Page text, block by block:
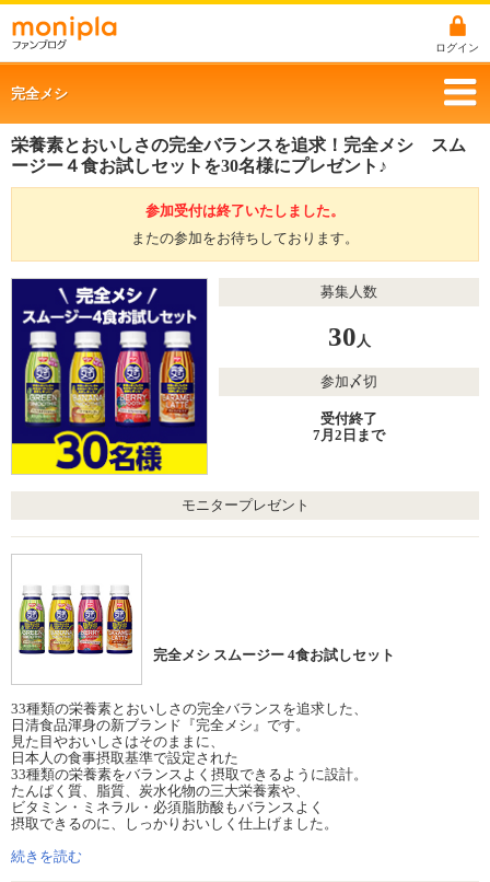
ログイン
完全メシ
栄養素とおいしさの完全バランスを追求！完全メシ スム
ージー４食お試しセットを30名様にプレゼント♪
参加受付は終了いたしました。
またの参加をお待ちしております。
募集人数
30人
参加〆切
受付終了
7月2日まで
モニタープレゼント
完全メシ スムージー 4食お試しセット
33種類の栄養素とおいしさの完全バランスを追求した、
日清食品渾身の新ブランド『完全メシ』です。
見た目やおいしさはそのままに、
日本人の食事摂取基準で設定された
33種類の栄養素をバランスよく摂取できるように設計。
たんぱく質、脂質、炭水化物の三大栄養素や、
ビタミン・ミネラル・必須脂肪酸もバランスよく
摂取できるのに、しっかりおいしく仕上げました。
朝食にオススメの「スムージー」(4種類)
続きを読む